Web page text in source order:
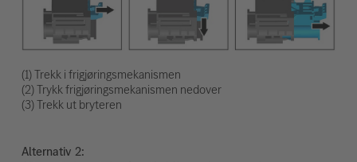
(1) Trekk i frigjøringsmekanismen
(2) Trykk frigjøringsmekanismen nedover
(3) Trekk ut bryteren
Alternativ